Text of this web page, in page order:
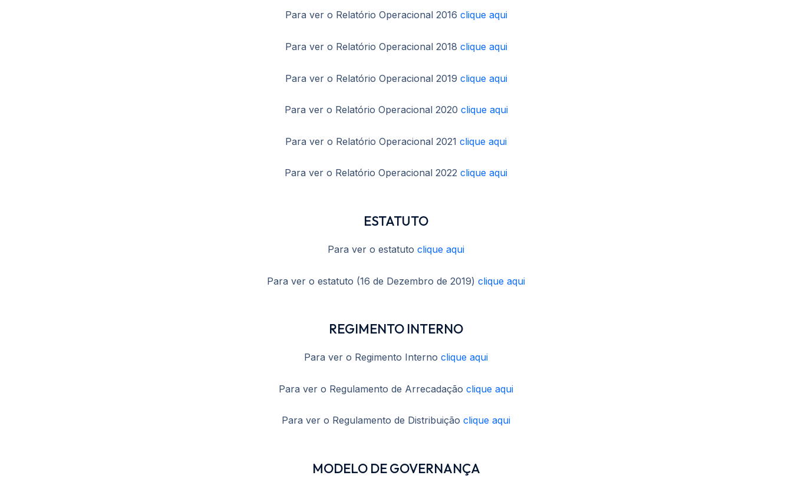
Para ver o Relatório Operacional 2016 clique aqui
Para ver o Relatório Operacional 2018 clique aqui
Para ver o Relatório Operacional 2019 clique aqui
Para ver o Relatório Operacional 2020 clique aqui
Para ver o Relatório Operacional 2021 clique aqui
Para ver o Relatório Operacional 2022 clique aqui
ESTATUTO
Para ver o estatuto clique aqui
Para ver o estatuto (16 de Dezembro de 2019) clique aqui
REGIMENTO INTERNO
Para ver o Regimento Interno clique aqui
Para ver o Regulamento de Arrecadação clique aqui
Para ver o Regulamento de Distribuição clique aqui
MODELO DE GOVERNANÇA